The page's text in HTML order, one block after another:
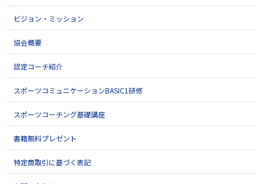
ビジョン・ミッション
協会概要
認定コーチ紹介
スポーツコミュニケーションBASIC1研修
スポーツコーチング基礎講座
書籍無料プレゼント
特定商取引に基づく表記